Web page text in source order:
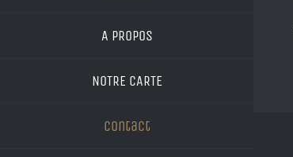
A PROPOS
NOTRE CARTE
Contact